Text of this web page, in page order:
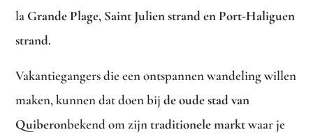
la Grande Plage, Saint Julien strand en Port-Haliguen
strand.
Vakantiegangers die een ontspannen wandeling willen
maken, kunnen dat doen bijde oude stad van
Quiberonbekend om zijntraditionele marktwaar je